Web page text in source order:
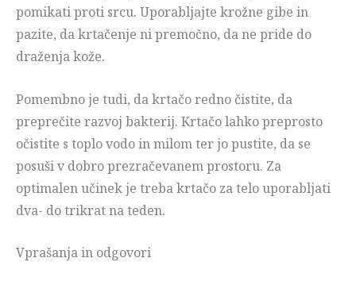
pomikati proti srcu. Uporabljajte krožne gibe in
pazite, da krtačenje ni premočno, da ne pride do
draženja kože.
Pomembno je tudi, da krtačo redno čistite, da
preprečite razvoj bakterij. Krtačo lahko preprosto
očistite s toplo vodo in milom ter jo pustite, da se
posuši v dobro prezračevanem prostoru. Za
optimalen učinek je treba krtačo za telo uporabljati
dva- do trikrat na teden.
Vprašanja in odgovori